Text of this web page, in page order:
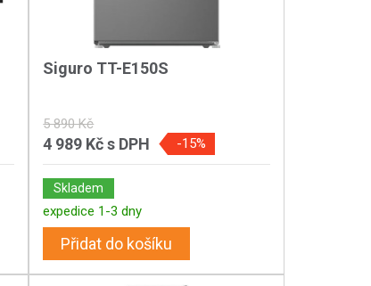
Siguro TT-E150S
5 890 Kč
4 989 Kčs DPH -15%
Skladem
expedice 1-3 dny
Přidat do košíku